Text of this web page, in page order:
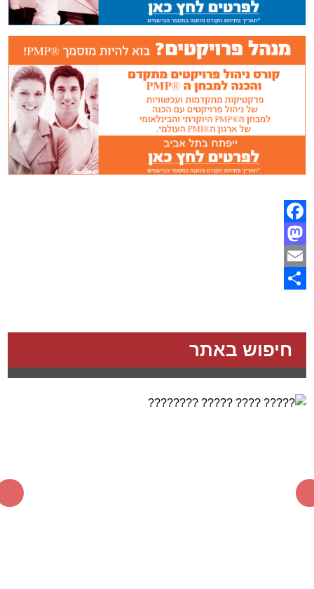
Facebook
Mastodon
Email
חיפוש באתר